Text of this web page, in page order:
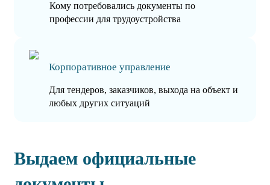
Кому потребовались документы по
профессии для трудоустройства
Корпоративное управление
Для тендеров, заказчиков, выхода на объект и
любых других ситуаций
Выдаем официальные